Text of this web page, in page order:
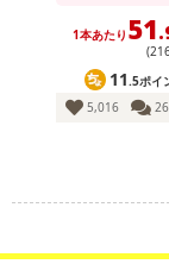
1本あたり 51
11.5ポイ
5,016